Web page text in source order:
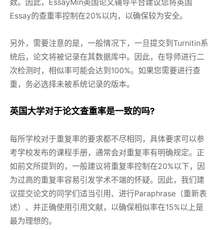
数。因此，EssayMin英国论文辅导平台建议您将英国
Essay的查重率控制在20%以内，以确保较为安全。
另外，需要注意的是，一般情况下，一旦提交到Turnitin系
统后，论文将被记录在其数据库中。因此，在导师进行二
次检测时，相似率可能会达到100%。如果您需要进行查
重，务必选择未被系统记录的版本。
英国大学对于论文查重率是一致的吗?
每所学校对于重复率的要求都不尽相同，具体要求可以参
考学校发布的课程手册，通常会对重复率有明确规定。正
如前文所提到的，一般建议将重复率控制在20%以下，因
为过高的重复率容易引发学术不端的怀疑。因此，我们建
议提交论文的同学们适当引用、进行Paraphrase（重新表
述）、并正确使用引用文献，以确保相似率在15%以上是
最为理想的。